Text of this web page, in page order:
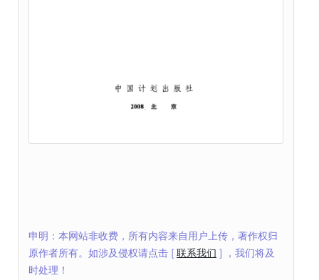
申明：本网站非收费，所有内容来自用户上传，著作权归
原作者所有。如涉及侵权请点击 [ 联系我们 ] ，我们将及
时处理！